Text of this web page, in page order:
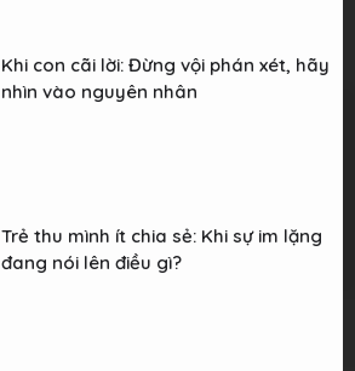
Khi con cãi lời: Đừng vội phán xét, hãy
nhìn vào nguyên nhân
Trẻ thu mình ít chia sẻ: Khi sự im lặng
đang nói lên điều gì?